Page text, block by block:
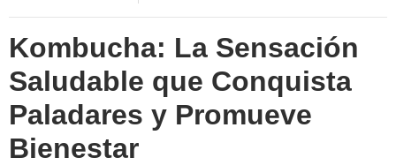
Kombucha: La Sensación
Saludable que Conquista
Paladares y Promueve
Bienestar